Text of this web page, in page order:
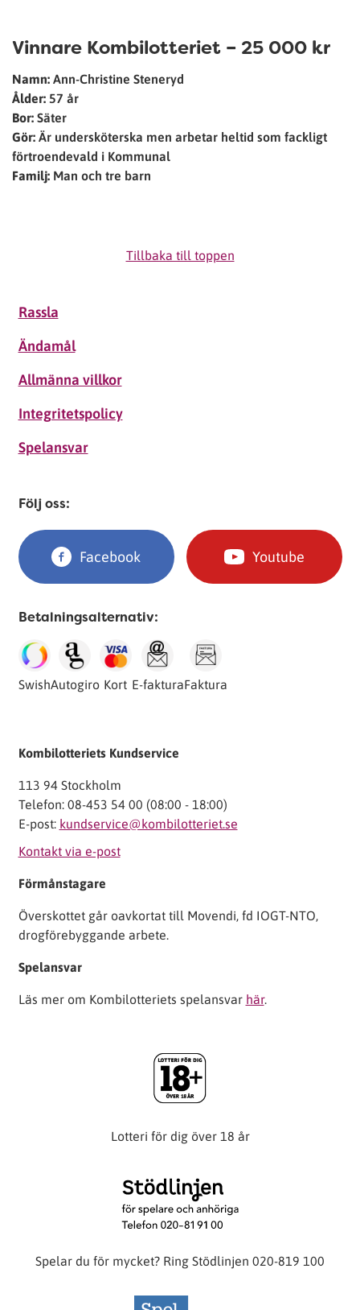
Vinnare Kombilotteriet – 25 000 kr
Namn: Ann-Christine Steneryd
Ålder: 57 år
Bor: Säter
Gör: Är undersköterska men arbetar heltid som fackligt
förtroendevald i Kommunal
Familj: Man och tre barn
Tillbaka till toppen
Rassla
Ändamål
Allmänna villkor
Integritetspolicy
Spelansvar
Kombilotteriets Kundservice
113 94 Stockholm
Telefon: 08-453 54 00 (08:00 - 18:00)
E-post: kundservice@kombilotteriet.se
Kontakt via e-post
Förmånstagare
Överskottet går oavkortat till Movendi, fd IOGT-NTO,
drogförebyggande arbete.
Spelansvar
Läs mer om Kombilotteriets spelansvar här.
Följ oss:
Facebook Youtube
Betalningsalternativ:
SwishAutogiro Kort E-fakturaFaktura
Lotteri för dig över 18 år
Spelar du för mycket? Ring Stödlinjen 020-819 100